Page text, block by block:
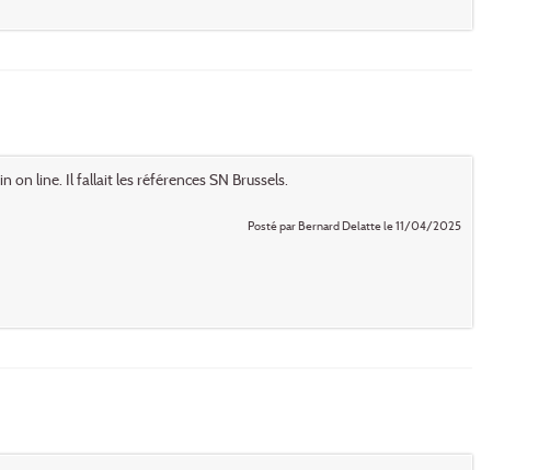
line. Il fallait les références SN Brussels.
Posté par Bernard Delatte le 11/04/2025